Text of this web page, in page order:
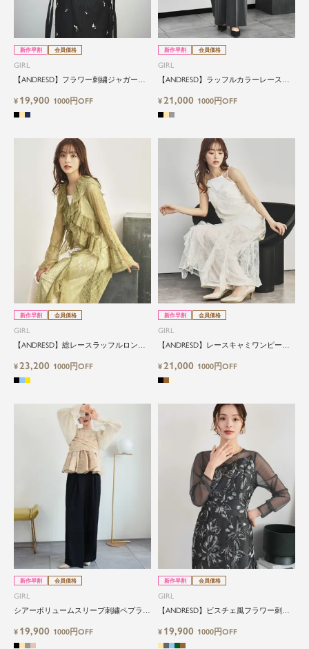
新作早割 会員価格
GIRL
【ANDRESD】フラワー刺繍ジャガード
¥ 19,900 1000円OFF
新作早割 会員価格
GIRL
【ANDRESD】ラッフルカラーレースト
¥21,000 1000円OFF
新作早割 会員価格
GIRL
【ANDRESD】総レースラッフルロング
¥23,200 1000円OFF
新作早割 会員価格
GIRL
【ANDRESD】レースキャミワンピース
¥21,000 1000円OFF
新作早割 会員価格
GIRL
シアーボリュームスリーブ刺繍ペプラム
レス
¥ 19,900 1000円OFF
新作早割 会員価格
GIRL
【ANDRESD】ビスチェ風フラワー刺繍
¥ 19,900 1000円OFF